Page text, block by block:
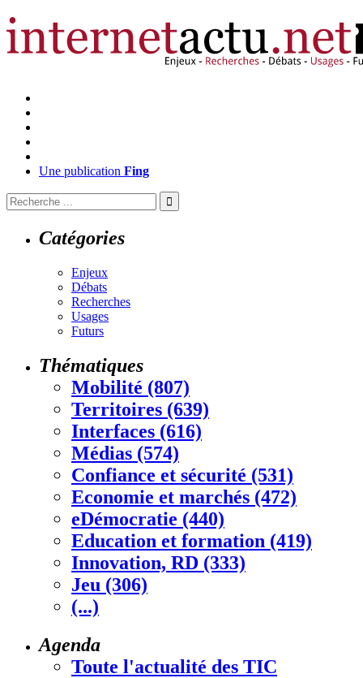
Une publication Fing
Catégories
Enjeux
Débats
Recherches
Usages
Futurs
Thématiques
Mobilité (807)
Territoires (639)
Interfaces (616)
Médias (574)
Confiance et sécurité (531)
Economie et marchés (472)
eDémocratie (440)
Education et formation (419)
Innovation, RD (333)
Jeu (306)
(...)
Agenda
Toute l'actualité des TIC